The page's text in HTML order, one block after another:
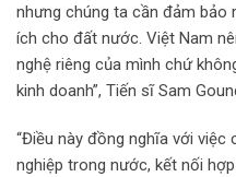
nhưng chúng ta cần đảm bảo
ích cho đất nước. Việt Nam
nghệ riêng của mình chứ
kinh doanh”, Tiến sĩ Sam
“Điều này đồng nghĩa với
nghiệp trong nước, kết nối